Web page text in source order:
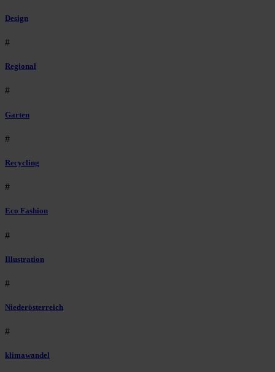
Design
#
Regional
#
Garten
#
Recycling
#
Eco Fashion
#
Illustration
#
Niederösterreich
#
klimawandel